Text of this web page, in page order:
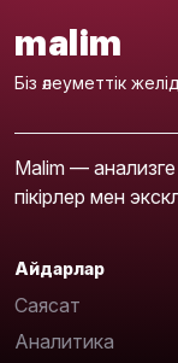
malim
Біз әлеуметтік
Malim — анализге
пікірлер мен
Айдарлар
Саясат
Аналитика